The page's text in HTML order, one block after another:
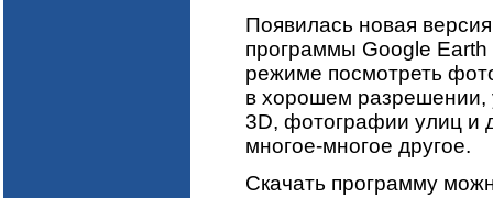
Появилась новая
программы Google Earth
режиме посмотреть
в хорошем разрешении,
3D, фотографии улиц и
многое-многое другое.
Скачать программу